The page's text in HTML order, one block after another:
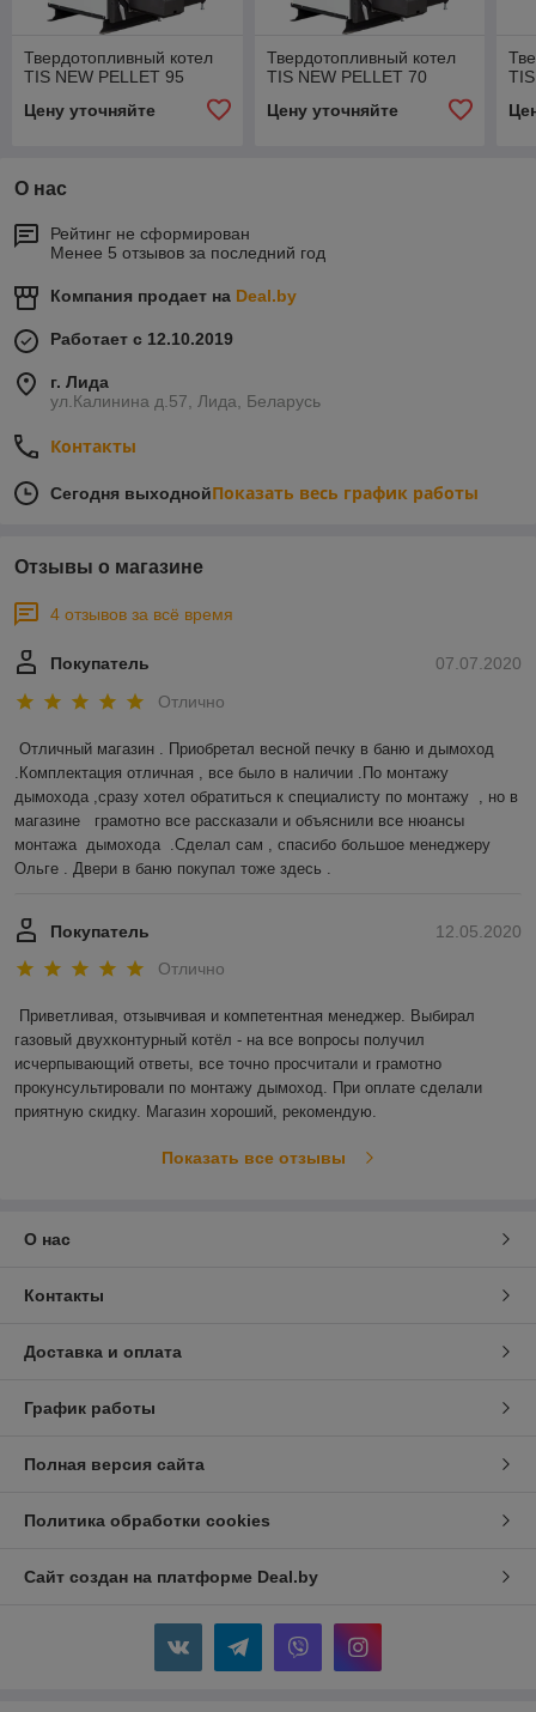
Твердотопливный котел
TIS NEW PELLET 95
Цену уточняйте
Твердотопливный котел
TIS NEW PELLET 70
Цену уточняйте
О нас
Рейтинг не сформирован
Менее 5 отзывов за последний год
Компания продает на Deal.by
Работает с 12.10.2019
г. Лида
ул.Калинина д.57, Лида, Беларусь
Контакты
Сегодня выходнойПоказать весь график работы
Отзывы о магазине
4 отзывов за всё время
07.07.2020
Покупатель
Отлично
Отличный магазин . Приобретал весной печку в баню и дымоход
.Комплектация отличная , все было в наличии .По монтажу
дымохода ,сразу хотел обратиться к специалисту по монтажу  , но в
магазине   грамотно все рассказали и объяснили все нюансы
монтажа  дымохода  .Сделал сам , спасибо большое менеджеру
Ольге . Двери в баню покупал тоже здесь .
12.05.2020
Покупатель
Отлично
Приветливая, отзывчивая и компетентная менеджер. Выбирал
газовый двухконтурный котёл - на все вопросы получил
исчерпывающий ответы, все точно просчитали и грамотно
прокунсультировали по монтажу дымоход. При оплате сделали
приятную скидку. Магазин хороший, рекомендую.
Показать все отзывы
О нас
Контакты
Доставка и оплата
График работы
Полная версия сайта
Политика обработки cookies
Сайт создан на платформе Deal.by